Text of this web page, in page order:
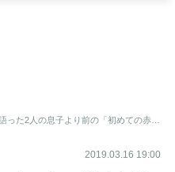
ミランダ・カーが語った2人の息子より前の「初めての赤ちゃん」
2019.03.16 19:00